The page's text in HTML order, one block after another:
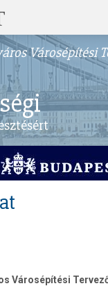
Városépítési
Városépítési